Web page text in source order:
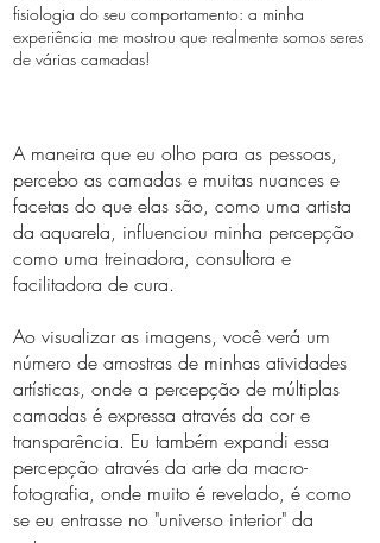
fisiologia do seu comportamento: a minha
experiência me mostrou que realmente somos seres
de várias camadas!
A maneira que eu olho para as pessoas,
percebo as camadas e muitas nuances e
facetas do que elas são, como uma artista
da aquarela, influenciou minha percepção
como uma treinadora, consultora e
facilitadora de cura.
Ao visualizar as imagens, você verá um
número de amostras de minhas atividades
artísticas, onde a percepção de múltiplas
camadas é expressa através da cor e
transparência. Eu também expandi essa
percepção através da arte da macro-
fotografia, onde muito é revelado, é como
se eu entrasse no "universo interior" da